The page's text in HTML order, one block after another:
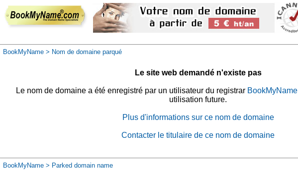
BookMyName > Nom de domaine parqué
Le site web demandé n'existe pas
Le nom de domaine a été enregistré par un utilisateur du registrar BookMyName
utilisation future.
Plus d'informations sur ce nom de domaine
Contacter le titulaire de ce nom de domaine
BookMyName > Parked domain name